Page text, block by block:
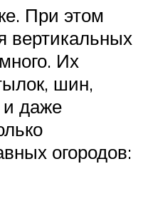
При этом
вертикальных
Их
шин,
и даже
огородов: